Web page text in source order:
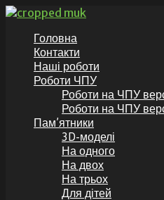
Перейти
вмістуГоловна
Контакти
Наші роботи
Роботи ЧПУ
Роботи на ЧПУ
Роботи на ЧПУ
Пам’ятники
3D-моделі
На одного
На двох
На трьох
Для дітей